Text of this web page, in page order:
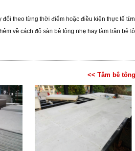
đổi theo từng thời điểm hoặc điều kiện thực tế
về cách đổ sàn bê tông nhẹ hay làm trần
<< Tâm bê